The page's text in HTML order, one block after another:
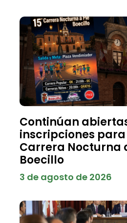
Continúan
inscripciones para
Carrera Nocturna
Boecillo
3 de agosto de 2026